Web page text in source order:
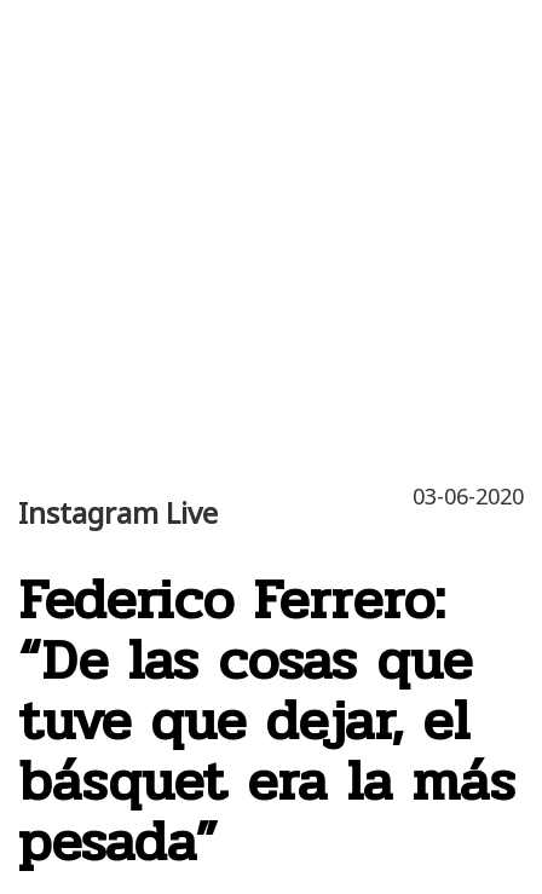
Instagram Live 03-06-2020
Federico Ferrero:
“De las cosas que
tuve que dejar, el
básquet era la más
pesada”